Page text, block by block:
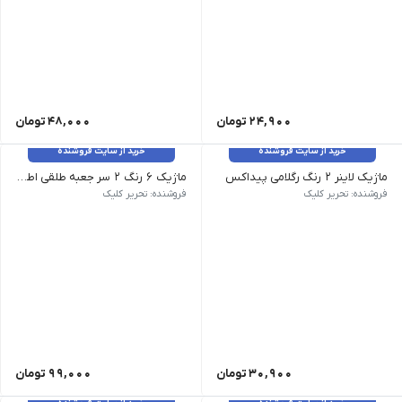
24,900 تومان 48,000تومان
خرید از سایت فروشنده
ماژیک لاینر 2 رنگ رگلامی پیداکس
فروشنده: تحریر کلیک
30,900تومان
خرید از سایت فروشنده
ماژیک 6 رنگ 2 سر جعبه طلقی اطلس
فروشنده: تحریر کلیک
99,000 تومان